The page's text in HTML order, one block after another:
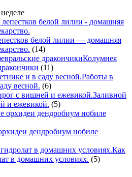
белой лилии — домашняя
(14)
Колумнея
(11)
Работы в
весной. (6)
Заливной
и ежевикой. (5)
дендробиум нобиле
Как
в домашних условиях. (5)